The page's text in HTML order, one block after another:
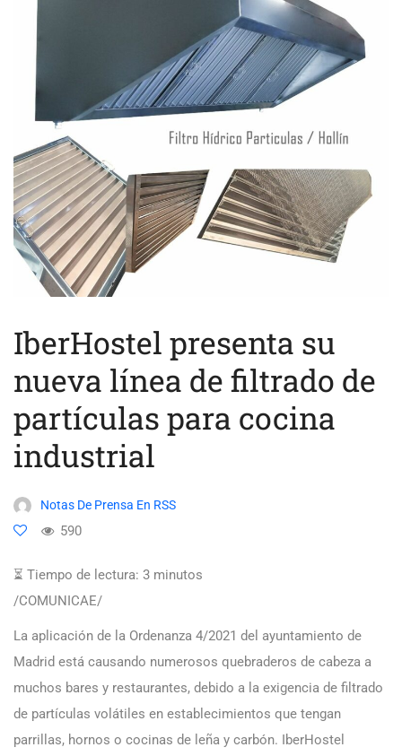
IberHostel presenta su
nueva línea de filtrado de
partículas para cocina
industrial
Notas De Prensa En RSS
590
⏳ Tiempo de lectura: 3 minutos
/COMUNICAE/
La aplicación de la Ordenanza 4/2021 del ayuntamiento de
Madrid está causando numerosos quebraderos de cabeza a
muchos bares y restaurantes, debido a la exigencia de filtrado
de partículas volátiles en establecimientos que tengan
parrillas, hornos o cocinas de leña y carbón. IberHostel